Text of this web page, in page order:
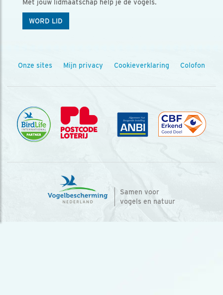
Met jouw lidmaatschap help je de vogels.
WORD LID
Onze sites Mijn privacy Cookieverklaring Colofon
Samen voor
vogels en natuur